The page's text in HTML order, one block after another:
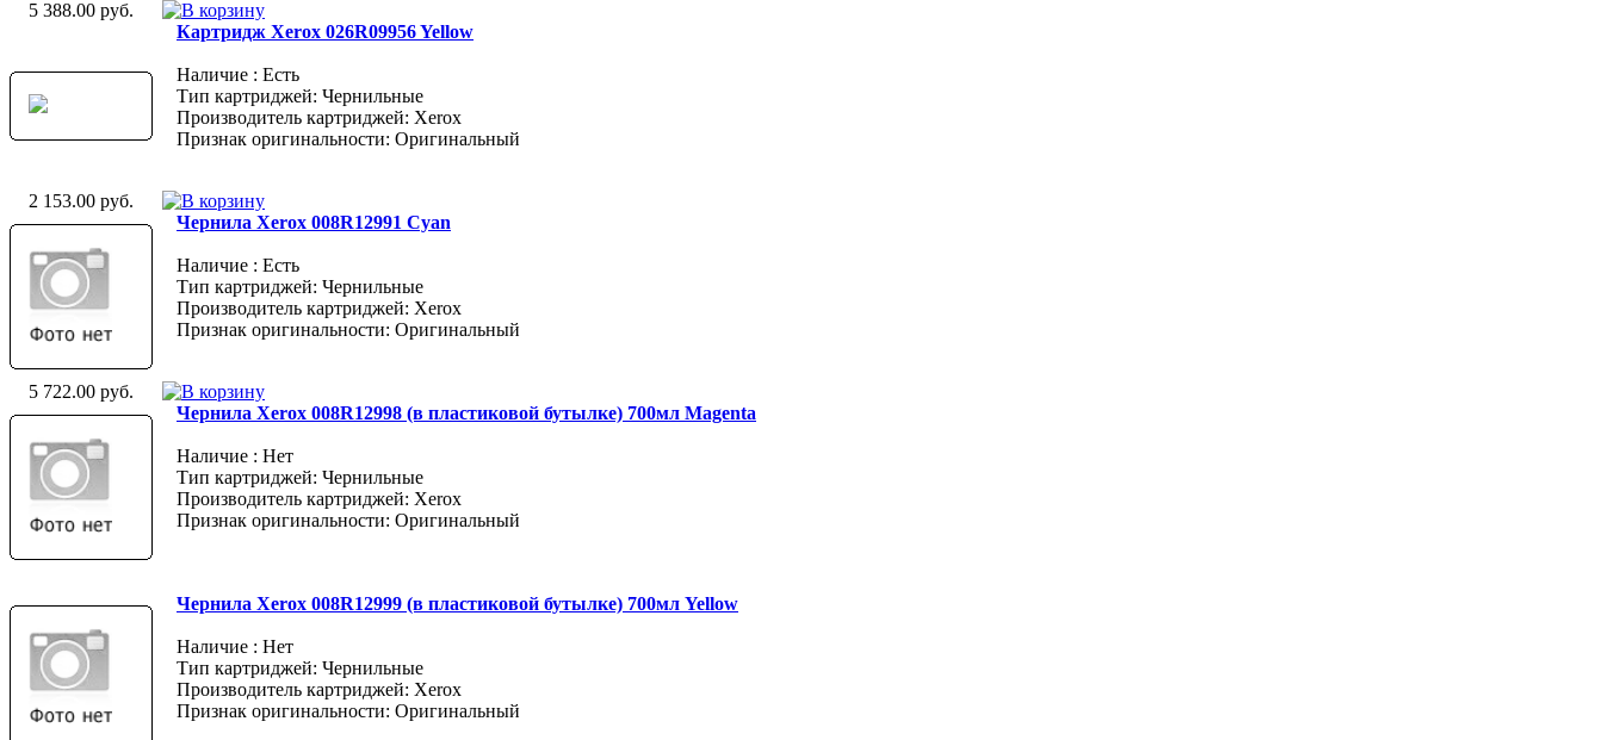
5 388.00 руб.
Картридж Xerox 026R09956 Yellow
Наличие : Есть
Тип картриджей: Чернильные
Производитель картриджей: Xerox
Признак оригинальности: Оригинальный
2 153.00 руб.
Чернила Xerox 008R12991 Cyan
Наличие : Есть
Тип картриджей: Чернильные
Производитель картриджей: Xerox
Признак оригинальности: Оригинальный
5 722.00 руб.
Чернила Xerox 008R12998 (в пластиковой бутылке) 700мл Magenta
Наличие : Нет
Тип картриджей: Чернильные
Производитель картриджей: Xerox
Признак оригинальности: Оригинальный
Чернила Xerox 008R12999 (в пластиковой бутылке) 700мл Yellow
Наличие : Нет
Тип картриджей: Чернильные
Производитель картриджей: Xerox
Признак оригинальности: Оригинальный